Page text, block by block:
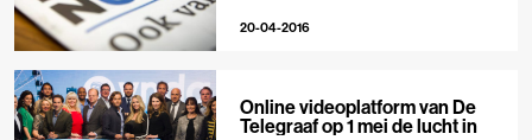
20-04-2016
Online videoplatform van De
Telegraaf op 1 mei de lucht in